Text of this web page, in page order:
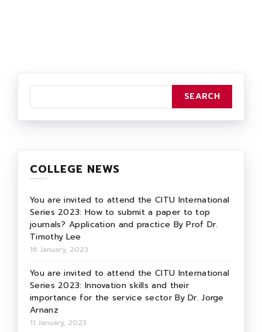
COLLEGE NEWS
You are invited to attend the CITU International
Series 2023: How to submit a paper to top
journals? Application and practice By Prof Dr.
Timothy Lee
16 January, 2023
You are invited to attend the CITU International
Series 2023: Innovation skills and their
importance for the service sector By Dr. Jorge
Arnanz
11 January, 2023